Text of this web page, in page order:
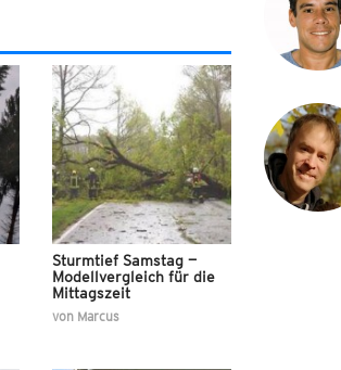
Sturmtief Samstag —
Modellvergleich für die
Mittagszeit
von Marcus